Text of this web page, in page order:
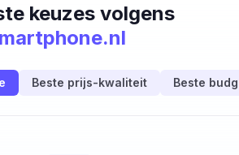
keuzes volgens
Beste prijs-kwaliteit Beste